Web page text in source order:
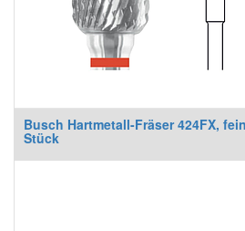
Busch Hartmetall-Fräser 424FX,
Stück